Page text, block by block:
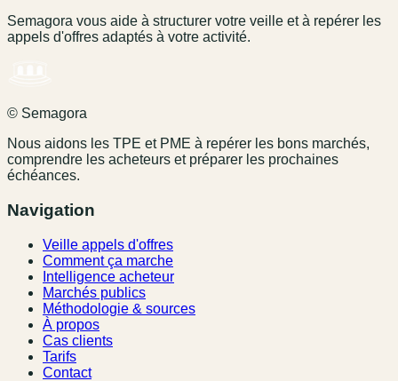
Semagora vous aide à structurer votre veille et à repérer les
appels d'offres adaptés à votre activité.
© Semagora
Nous aidons les TPE et PME à repérer les bons marchés,
comprendre les acheteurs et préparer les prochaines
échéances.
Navigation
Veille appels d'offres
Comment ça marche
Intelligence acheteur
Marchés publics
Méthodologie & sources
À propos
Cas clients
Tarifs
Contact